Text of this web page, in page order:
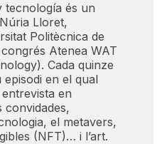
tecnología és un
Lloret,
Politècnica de
Atenea WAT
Cada quinze
episodi en el qual
en
convidades,
el metavers,
(NFT)… i l’art.